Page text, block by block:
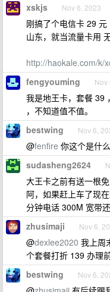
xskjs Nov 6, 2023
刚搞了个电信卡 29
山东，就当流量卡用
http://haokale.com/k/
fengyouming Nov
我是地王卡，套餐 39
，不知道值不值。
bestwing Nov 6,
@fenfire 你这个是什
sudasheng2624
大王卡之前有送一根
阿，如果赶上车了现
分钟电话 300M 宽带
zhusimaji Nov 6,
@dexlee2020 我上周
个套餐打折 139 办理
bestwing Nov 6,